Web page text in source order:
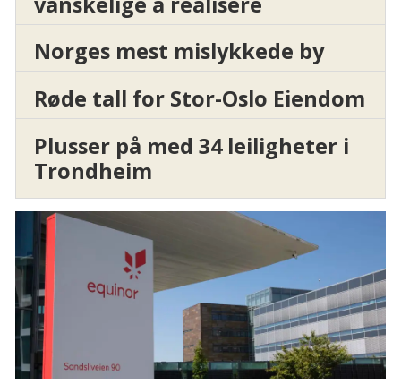
Norges mest mislykkede by
Røde tall for Stor-Oslo Eiendom
Plusser på med 34 leiligheter i
Trondheim